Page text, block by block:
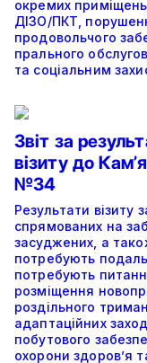
окремих
ДІЗО/ПКТ,
продовольчого
прального
та соціальним
Звіт за
візиту до
№34
Результати візиту
спрямованих на
засуджених, а
потребують
потребують
розміщення
роздільного
адаптаційних
побутового
охорони здоров’я